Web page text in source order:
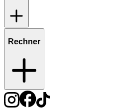
Rechner